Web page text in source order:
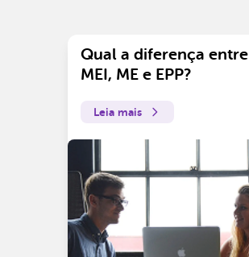
Qual a diferença entre
MEI, ME e EPP?
Leia mais